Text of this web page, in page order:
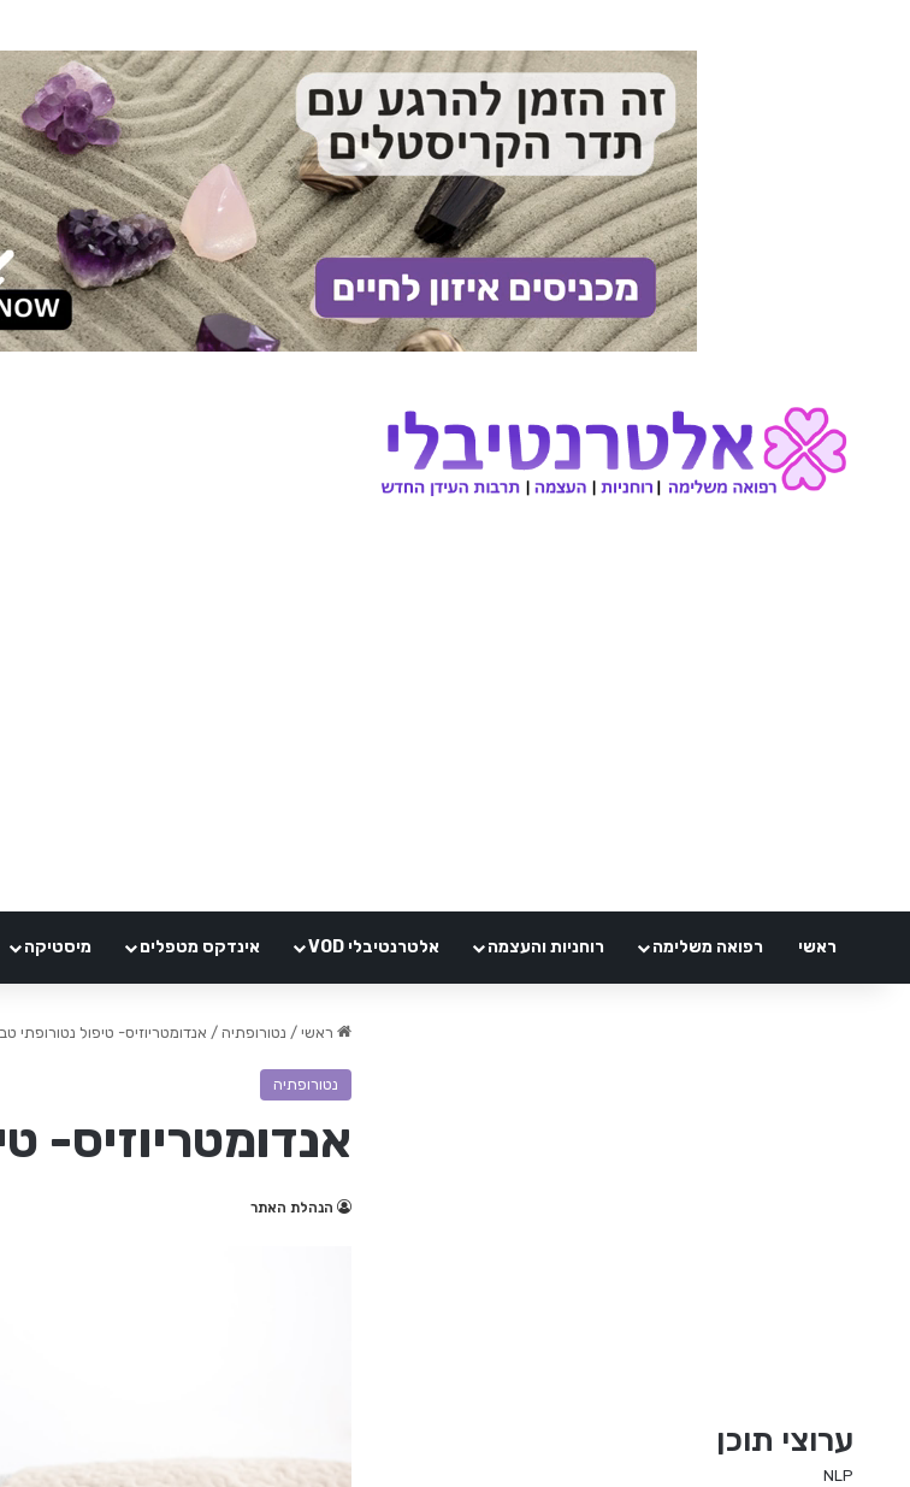
ראשי רפואה משלימה רוחניות והעצמה אלטרנטיבלי VOD אינדקס מטפלים מיסטיקה
ראשי / נטורופתיה / אנדומטריוזיס- טיפול נטורופתי
נטורופתיה
אנדומטריוזיס-
הנהלת האתר
ערוצי תוכן
NLP